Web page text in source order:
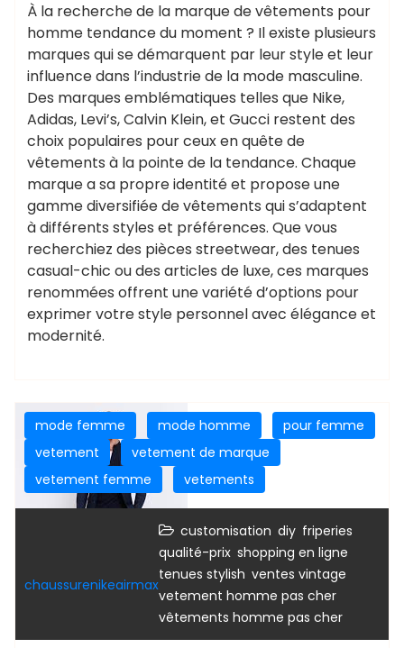
À la recherche de la marque de vêtements pour
homme tendance du moment ? Il existe plusieurs
marques qui se démarquent par leur style et leur
influence dans l’industrie de la mode masculine.
Des marques emblématiques telles que Nike,
Adidas, Levi’s, Calvin Klein, et Gucci restent des
choix populaires pour ceux en quête de
vêtements à la pointe de la tendance. Chaque
marque a sa propre identité et propose une
gamme diversifiée de vêtements qui s’adaptent
à différents styles et préférences. Que vous
recherchiez des pièces streetwear, des tenues
casual-chic ou des articles de luxe, ces marques
renommées offrent une variété d’options pour
exprimer votre style personnel avec élégance et
modernité.
mode femme mode homme
pour femme
vetement
vetement de marque
vetement femme
vetements
chaussurenikeairmax
customisation diy friperies
qualité-prix shopping en ligne
tenues stylish ventes vintage
vetement homme pas cher
vêtements homme pas cher